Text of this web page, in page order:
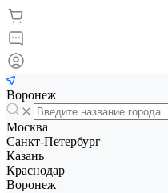
Воронеж
Москва
Санкт-Петербург
Казань
Краснодар
Воронеж